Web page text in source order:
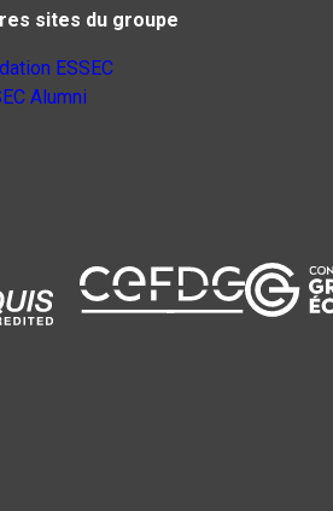
sites du groupe
ESSEC
Alumni